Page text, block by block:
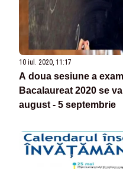
10 iul. 2020, 11:17
A doua sesiune a
Bacalaureat 2020 se
august - 5 septembrie